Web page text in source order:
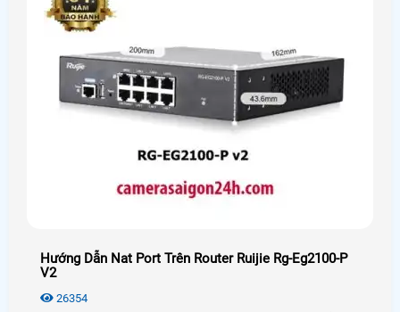
Hướng Dẫn Nat Port Trên Router Ruijie Rg-Eg2100-P
V2
26354